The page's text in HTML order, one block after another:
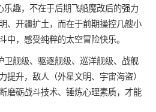
趣，不在于后期飞船魔改后的强力
、开疆扩土，而在于前期操控几艘小
中，感受纯粹的太空冒险快乐。
卫舰级、驱逐舰级、巡洋舰级、战舰
提升，敌人（外星文明、宇宙海盗）
磨砺战斗技术、锤炼心理素质，才能